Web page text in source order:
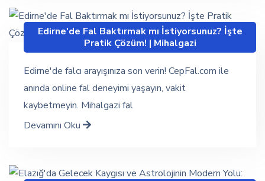
Edirne'de Fal Baktırmak mı İstiyorsunuz? İşte
Pratik Çözüm! | Mihalgazi
Edirne'de falcı arayışınıza son verin! CepFal.com ile
anında online fal deneyimi yaşayın, vakit
kaybetmeyin. Mihalgazi fal
Devamını Oku